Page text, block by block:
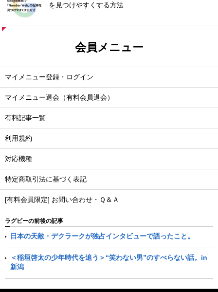
を見つけやすくする方法
会員メニュー
マイメニュー登録・ログイン
マイメニュー退会（有料会員退会）
有料記事一覧
利用規約
対応機種
特定商取引法に基づく表記
[有料会員限定] お問い合わせ・Ｑ＆Ａ
ラグビーの前後の記事
日本の天敵・デクラークが独占インタビューで語ったこと。
＜稲垣啓太の少年時代を追う＞“笑わない男”のすべらない話。in
新潟